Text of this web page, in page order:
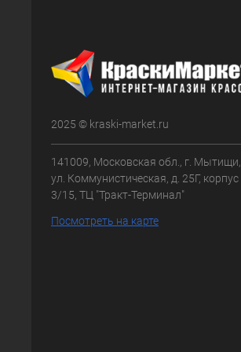
2025 © kraski-market.ru
141009, Московская обл., г. Мытищи,
ул. Коммунистическая, д. 25Г, корпус
3/15, ТЦ "Тракт-Терминал"
Посмотреть на карте